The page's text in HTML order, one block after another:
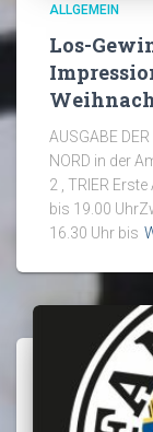
ALLGEMEIN
Los-
AUSGABE
NORD in der
2 , TRIER
bis 19.00
16.30 Uhr bis